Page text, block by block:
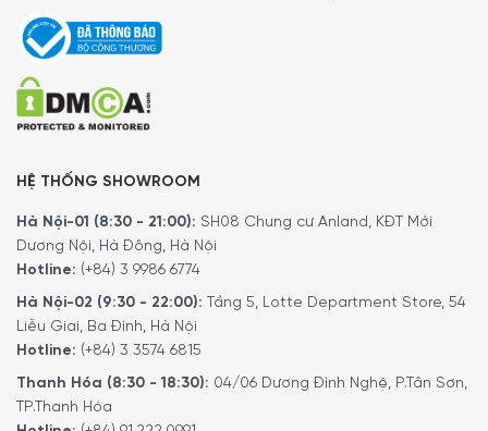
Hàng đúng nguồn gốc, chính hãng, nhập khẩu Đức & EU.
Ngoài ra quý khách có thể tham khảo thêm các
Để phục vụ khách hàng tốt hơn trong việc sử dụng hoặc
tìm hiểu về các tính năng của các sản phẩm gia dụng.
dung thú vị. Quý khách có thể theo dõi kênh youtube
bằng liên kết
5/5 - (2 bình chọn)
HỆ THỐNG SHOWROOM
Hà Nội-01 (8:30 - 21:00): SH08 Chung cư Anland, KĐT Mới
Dương Nội, Hà Đông, Hà Nội
Hotline: (+84) 3 9986 6774
Hà Nội-02 (9:30 - 22:00): Tầng 5, Lotte Department Store, 54
Liễu Giai, Ba Đình, Hà Nội
Hotline: (+84) 3 3574 6815
Thanh Hóa (8:30 - 18:30): 04/06 Dương Đình Nghệ, P.Tân Sơn,
TP.Thanh Hóa